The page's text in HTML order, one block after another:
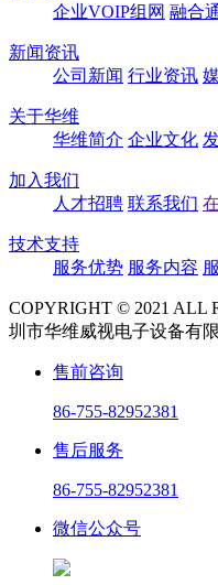
企业VOIP组网 融合
新闻资讯
公司新闻 行业资讯
关于华维
华维简介 企业文化
加入我们
人才招聘 联系我们
技术支持
服务优势 服务内容
COPYRIGHT © 2021 ALL
圳市华维威视电子设备有
售前咨询
86-755-82952381
售后服务
86-755-82952381
微信公众号